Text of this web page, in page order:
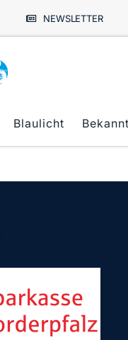
NEWSLETTER
Blaulicht